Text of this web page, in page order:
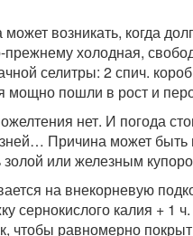
возникать, когда
холодная,
селитры: 2 спич.
мощно пошли в рост и
нет. И погода
Причина может быть
золой или железным
на внекорневую
сернокислого калия + 1
чтобы равномерно